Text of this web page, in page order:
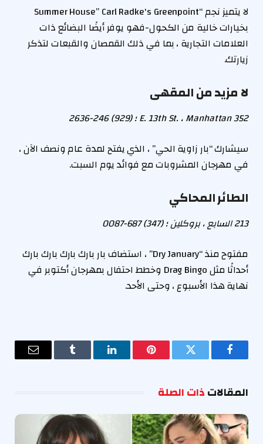
لا يتميز نجم “Summer House” Carl Radke's Greenpoint
بخيارات خالية من الكحول-فهو يوفر أيضًا البضائع ذات
العلامات التجارية ، بما في ذلك القمصان والقبعات لتذكر
زيارتك.
لا مزيد من المقهى
352 E. 13th St. ، Manhattan ؛ (929) 246-2636
سيشارك “بار زاوية الحي” ، الذي يفتح لمدة عام ونصف الآن ،
في مهرجان المشروبات مع فوائد يوم السبت.
الطائر المحاكي
213 السابع ، بروكلين ؛ (347) 687-0087
مفتوح منذ “Dry January” ، استضاف بار بارك بارك بارك بارك
أحداثًا مثل Drag Bingo وخطط احتفال بمهرجان أكتوبر في
نهاية هذا الأسبوع ، وحتى الأحد.
فيسبوك تويتر بينتيريستلينكدإن Tumblr
البريد
المقالاتذات الصلة